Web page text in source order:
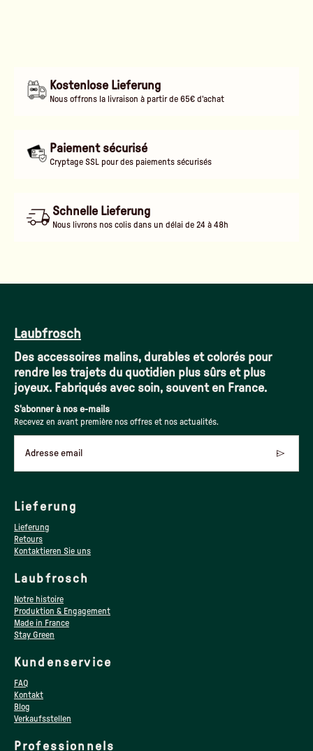
Kostenlose Lieferung
Nous offrons la livraison à partir de 65€ d'achat
Paiement sécurisé
Cryptage SSL pour des paiements sécurisés
Schnelle Lieferung
Nous livrons nos colis dans un délai de 24 à 48h
Laubfrosch
Des accessoires malins, durables et colorés pour
rendre les trajets du quotidien plus sûrs et plus
joyeux. Fabriqués avec soin, souvent en France.
S'abonner à nos e-mails
Recevez en avant première nos offres et nos actualités.
Adresse email
Lieferung
Lieferung
Retours
Kontaktieren Sie uns
Laubfrosch
Notre histoire
Produktion & Engagement
Made in France
Stay Green
Kundenservice
FAQ
Kontakt
Blog
Verkaufsstellen
Professionnels